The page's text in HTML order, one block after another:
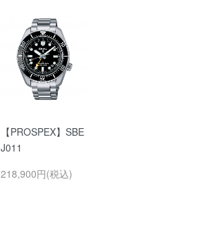
【PROSPEX】SBE
J011
218,900円(税込)